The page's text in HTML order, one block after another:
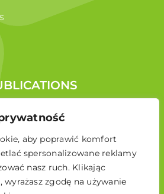
aby poprawić komfort
spersonalizowane reklamy
nasz ruch. Klikając
wyrażasz zgodę na używanie